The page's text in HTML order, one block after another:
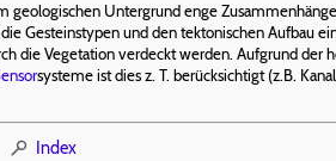
Untergrund enge
Gesteinstypen und den tektonischen Aufbau
die Vegetation verdeckt werden. Aufgrund der
systeme ist dies z. T. berücksichtigt (z.B.
Index